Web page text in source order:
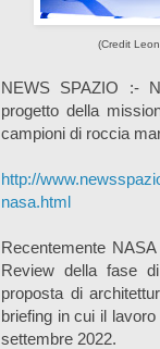
(Credit
NEWS SPAZIO :-
progetto della
campioni di roccia
http://
nasa.html
Recentemente
Review della fase
proposta di
briefing in cui il
settembre 2022.